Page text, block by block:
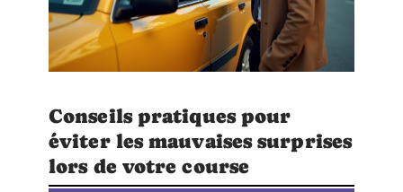
Conseils pratiques pour
éviter les mauvaises surprises
lors de votre course